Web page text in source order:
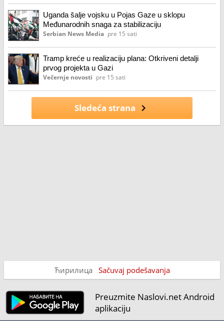
Uganda šalje vojsku u Pojas Gaze u sklopu
Međunarodnih snaga za stabilizaciju
Serbian News Media pre 15 sati
Tramp kreće u realizaciju plana: Otkriveni detalji
prvog projekta u Gazi
Večernje novosti pre 15 sati
Sledeća strana
Ћирилица Sačuvaj podešavanja
Preuzmite Naslovi.net Android
aplikaciju